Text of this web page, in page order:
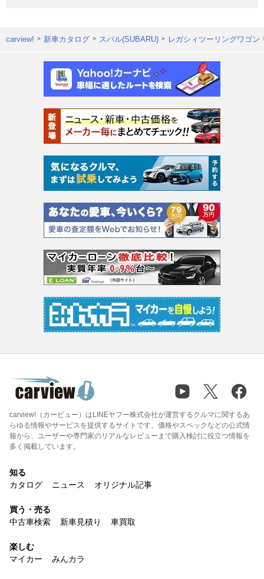
carview! 新車カタログ スバル(SUBARU) レガシィツーリングワゴン
carview!（カービュー）はLINEヤフー株式会社が運営するクルマに関するあ
らゆる情報やサービスを提供するサイトです。価格やスペックなどの公式情
報から、ユーザーや専門家のリアルなレビューまで購入検討に役立つ情報を
多く掲載しています。
知る
カタログ
ニュース オリジナル記事
買う・売る
中古車検索
新車見積り 車買取
楽しむ
マイカー
みんカラ